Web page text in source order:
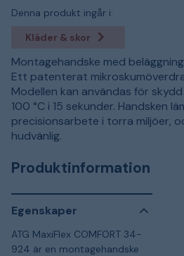
Denna produkt ingår i:
Kläder & skor
Montagehandske med
Ett patenterat
Modellen kan användas för
100 °C i 15 sekunder. Handsken
precisionsarbete i torra miljöer,
hudvänlig.
Produktinformation
Egenskaper
ATG MaxiFlex COMFORT 34-
924 är en montagehandske